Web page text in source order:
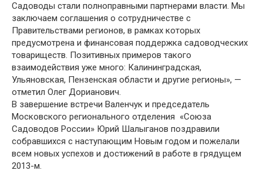
Садоводы стали полноправными партнерами власти. Мы
заключаем соглашения о сотрудничестве с
Правительствами регионов, в рамках которых
предусмотрена и финансовая поддержка садоводческих
товариществ. Позитивных примеров такого
взаимодействия уже много: Калининградская,
Ульяновская, Пензенская области и другие регионы», —
отметил Олег Дорианович.
В завершение встречи Валенчук и председатель
Московского регионального отделения «Союза
Садоводов России» Юрий Шалыганов поздравили
собравшихся с наступающим Новым годом и пожелали
всем новых успехов и достижений в работе в грядущем
2013-м.